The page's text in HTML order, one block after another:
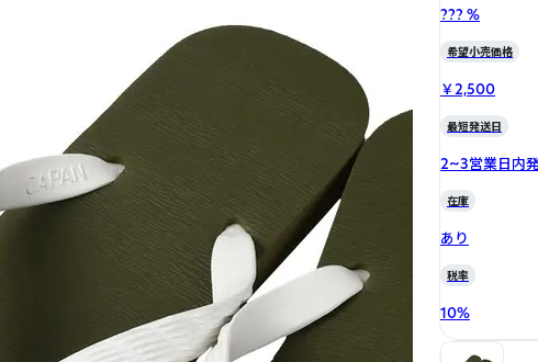
??? %
希望小売価格
￥2,500
最短発送日
2~3営業日内
在庫
あり
税率
10%